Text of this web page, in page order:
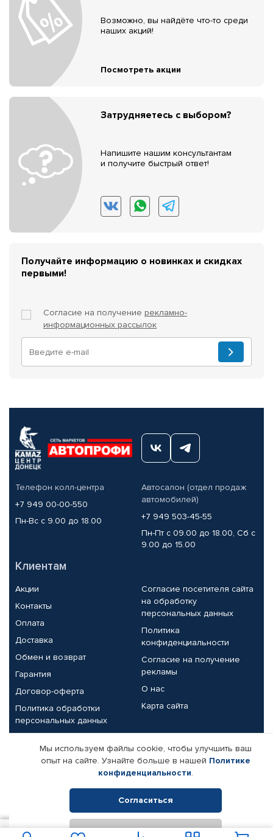
Возможно, вы найдёте что-то среди
наших акций!
Посмотреть акции
Затрудняетесь с выбором?
Напишите нашим консультантам
и получите быстрый ответ!
Получайте информацию о новинках и скидках
первыми!
Согласие на получение рекламно-
информационных рассылок
Телефон колл-центра
+7 949 00-00-550
Пн-Вс с 9.00 до 18.00
Автосалон (отдел продаж
автомобилей)
+7 949 503-45-55
Пн-Пт с 09.00 до 18.00, Сб с
9.00 до 15.00
Клиентам
Акции
Контакты
Оплата
Доставка
Обмен и возврат
Гарантия
Договор-оферта
Политика обработки
персональных данных
Согласие посетителя сайта
на обработку
персональных данных
Политика
конфиденциальности
Согласие на получение
рекламы
О нас
Карта сайта
Партнерам
Корпоративным клиентам
Поставщикам
Реквизиты компании
© КАМАЗ ЦЕНТР ДОНЕЦК, 2015-2026. Все права защищены.
Мы используем файлы cookie, чтобы улучшить ваш
опыт на сайте. Узнайте больше в нашей Политике
конфиденциальности.
Согласиться
Отклонить